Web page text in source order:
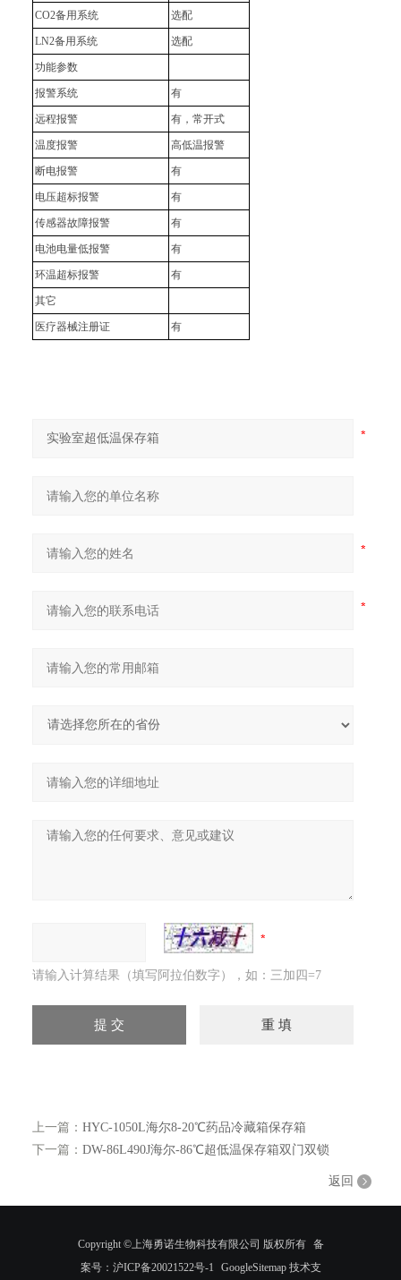
CO2备用系统 选配
LN2备用系统 选配
功能参数
报警系统 有
远程报警 有，常开式
温度报警 高低温报警
断电报警 有
电压超标报警 有
传感器故障报警 有
电池电量低报警 有
环温超标报警 有
其它
医疗器械注册证 有
请输入计算结果（填写阿拉伯数字），如：三加四=7
上一篇： HYC-1050L海尔8-20℃药品冷藏箱保存箱
下一篇： DW-86L490J海尔-86℃超低温保存箱双门双锁
返回
Copyright ©上海勇诺生物科技有限公司 版权所有 备
案号：沪ICP备20021522号-1
GoogleSitemap技术支